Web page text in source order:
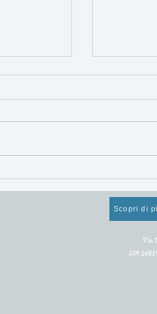
Cosa
Scopri di
Via
339